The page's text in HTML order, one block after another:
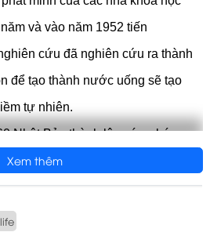
và vào năm 1952 tiến
cứu đã nghiên cứu ra thành
để tạo thành nước uống sẽ tạo
tự nhiên.
Nhật Bản thành lập các y bác
ra các sản phẩm nước uống ion
có thể lựa chọn một sản phẩm
Xem thêm